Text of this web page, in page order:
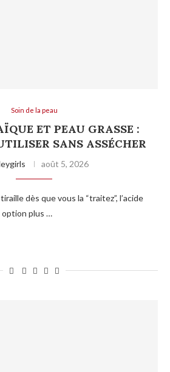
Soin de la peau
ET PEAU GRASSE :
SANS ASSÉCHER
août 5, 2026
dès que vous la “traitez”, l’acide
option plus …